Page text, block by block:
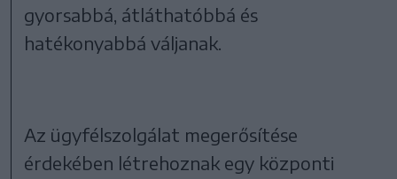
gyorsabbá, átláthatóbbá és
hatékonyabbá váljanak.
Az ügyfélszolgálat megerősítése
érdekében létrehoznak egy központi